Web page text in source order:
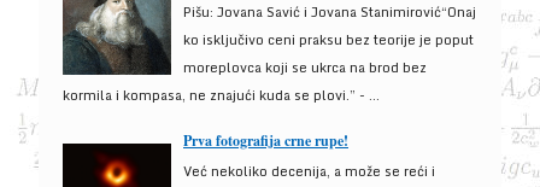
Pišu: Jovana Savić i Jovana Stanimirović“Onaj
ko isključivo ceni praksu bez teorije je poput
moreplovca koji se ukrca na brod bez
kormila i kompasa, ne znajući kuda se plovi.” - ...
Prva fotografija crne rupe!
Već nekoliko decenija, a može se reći i